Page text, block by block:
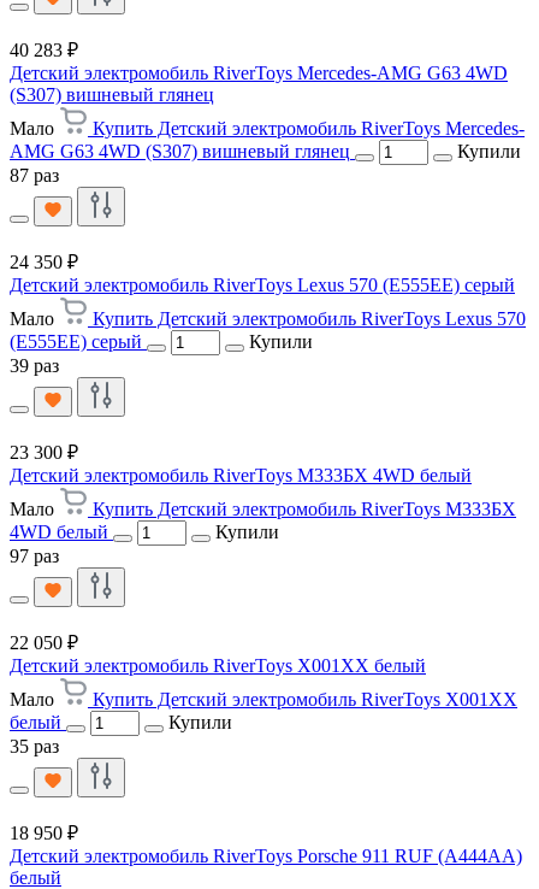
40 283 ₽
Детский электромобиль RiverToys Mercedes-AMG G63 4WD
(S307) вишневый глянец
Мало
Купить Детский электромобиль RiverToys Mercedes-
AMG G63 4WD (S307) вишневый глянец
Купили
87 раз
24 350 ₽
Детский электромобиль RiverToys Lexus 570 (E555EE) серый
Мало
Купить Детский электромобиль RiverToys Lexus 570
(E555EE) серый
Купили
39 раз
23 300 ₽
Детский электромобиль RiverToys М333БХ 4WD белый
Мало
Купить Детский электромобиль RiverToys М333БХ
4WD белый
Купили
97 раз
22 050 ₽
Детский электромобиль RiverToys X001XX белый
Мало
Купить Детский электромобиль RiverToys X001XX
белый
Купили
35 раз
18 950 ₽
Детский электромобиль RiverToys Porsche 911 RUF (A444AA)
белый